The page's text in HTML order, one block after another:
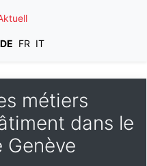
DE FR IT
métiers
dans le
Genève